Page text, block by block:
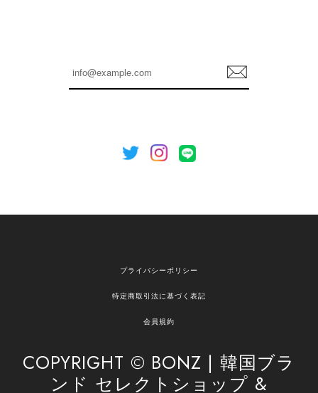
を心がけてまいります。 またお探しの商品がござ
欲しかったものが買えて嬉しいです！ またお願いします。
の商品のお手伝いができ、喜んでいただけて大変
安心してお任せいただけるよう、丁寧な対応を心
がけてまいります。 また気になる商品がございま
登
録
プライバシーポリシー
特定商取引法に基づく表記
会員規約
COPYRIGHT © BONZ | 韓国ブラ
ンド セレクトショップ &